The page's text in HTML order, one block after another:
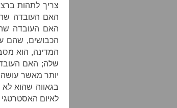
צריך לתהות
האם העובדה
האם העובדה
הכבושים, שהם
המדינה, הוא
שלה; האם
יותר מאשר
בגאווה שהוא
לאיום האסטרטגי